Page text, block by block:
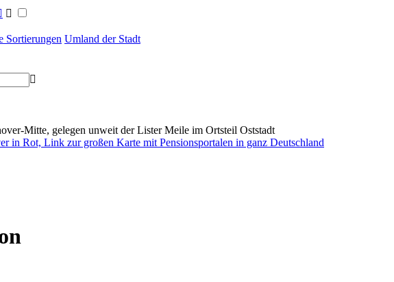

Sortierungen Umland der Stadt

Mitte, gelegen unweit der Lister Meile im Ortsteil Oststadt